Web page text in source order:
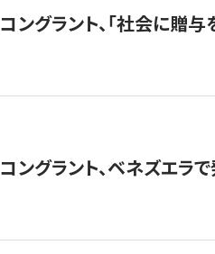
コングラント、「社会に贈
コングラント、ベネズエラ